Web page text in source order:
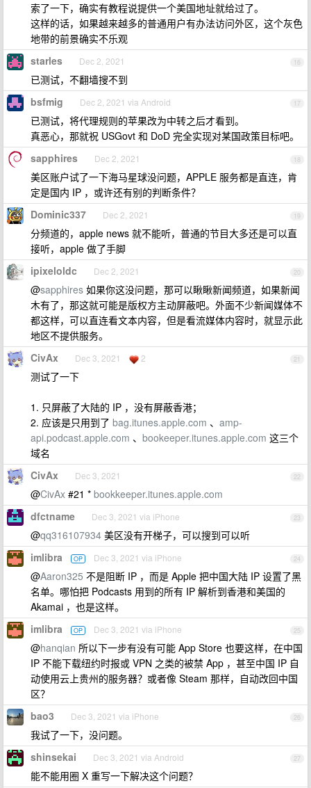
索了一下，确实有教程说提供一个美国地址就给过了。
这样的话，如果越来越多的普通用户有办法访问外区，这个灰色
地带的前景确实不乐观
16
starles Dec 2, 2021
已测试，不翻墙搜不到
17
bsfmig Dec 2, 2021 via Android
已测试，将代理规则的苹果改为中转之后才看到。
真恶心，那就祝 USGovt 和 DoD 完全实现对某国政策目标吧。
18
sapphires Dec 2, 2021
美区账户试了一下海马星球没问题，APPLE 服务都是直连，肯
定是国内 IP ，或许还有别的判断条件？
19
Dominic337 Dec 2, 2021
分频道的，apple news 就不能听，普通的节目大多还是可以直
接听，apple 做了手脚
20
ipixeloldc Dec 2, 2021
@sapphires 如果你这没问题，那可以瞅瞅新闻频道，如果新闻
木有了，那这就可能是版权方主动屏蔽吧。外面不少新闻媒体不
都这样，可以直连看文本内容，但是看流媒体内容时，就显示此
地区不提供服务。
21
CivAx Dec 3, 2021 2
测试了一下
1. 只屏蔽了大陆的 IP ，没有屏蔽香港；
2. 应该是只用到了 bag.itunes.apple.com 、 amp-
api.podcast.apple.com 、 bookeeper.itunes.apple.com 这三个
域名
22
CivAx Dec 3, 2021
@CivAx #21 * bookkeeper.itunes.apple.com
23
dfctname Dec 3, 2021 via iPhone
@qq316107934 美区没有开梯子，可以搜到可以听
24
imlibra OP Dec 3, 2021 via iPhone
@Aaron325 不是阻断 IP ，而是 Apple 把中国大陆 IP 设置了黑
名单。哪怕把 Podcasts 用到的所有 IP 解析到香港和美国的
Akamai ，也是这样。
25
imlibra OP Dec 3, 2021 via iPhone
@hanqian 所以下一步有没有可能 App Store 也要这样，在中国
IP 不能下载纽约时报或 VPN 之类的被禁 App ，甚至中国 IP 自
动使用云上贵州的服务器？或者像 Steam 那样，自动改回中国
区？
26
bao3 Dec 3, 2021 via iPhone
我试了一下，没问题。
27
shinsekai Dec 3, 2021 via Android
能不能用圈 X 重写一下解决这个问题？